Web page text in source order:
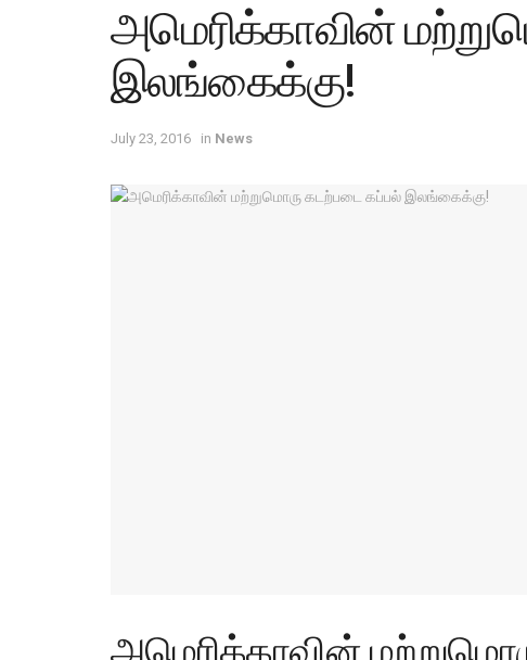
அமெரிக்காவின்
இலங்கைக்கு!
July 23, 2016 in News
அமெரிக்காவின்